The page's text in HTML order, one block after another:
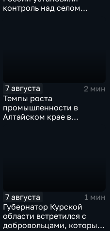
контроль над селом
7 августа
2 мин
Темпы роста
промышленности в
Алтайском крае в
7 августа
1 мин
Губернатор Курской
области встретился с
добровольцами, которые